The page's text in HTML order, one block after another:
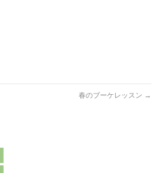
春のブーケレッスン →